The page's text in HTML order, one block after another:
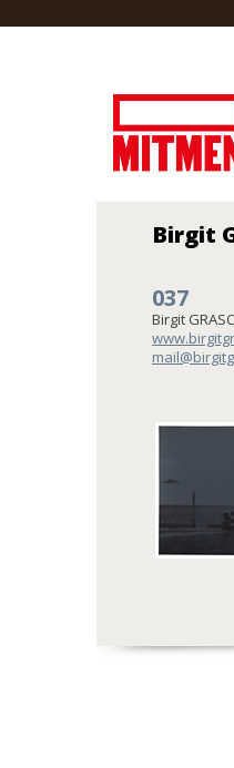
Birgit
037
Birgit